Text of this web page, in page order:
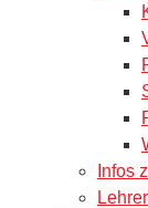
Infos